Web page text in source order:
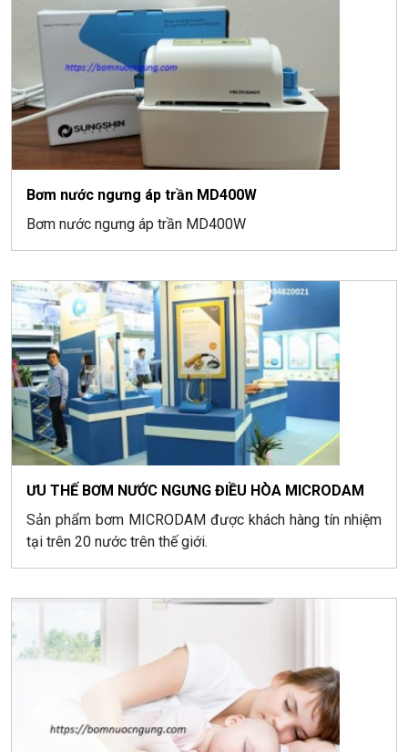
Bơm nước ngưng áp trần MD400W
Bơm nước ngưng áp trần MD400W
ƯU THẾ BƠM NƯỚC NGƯNG ĐIỀU HÒA MICRODAM
Sản phẩm bơm MICRODAM được khách hàng tín nhiệm
tại trên 20 nước trên thế giới.